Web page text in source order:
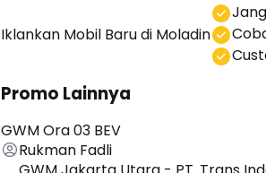
Iklankan Mobil Barudi Moladin
Promo Lainnya
GWM Ora 03 BEV
Rukman Fadli